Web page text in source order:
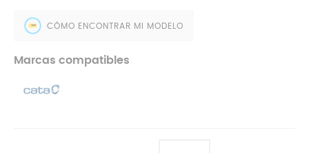
CÓMO ENCONTRAR MI MODELO
Marcas compatibles